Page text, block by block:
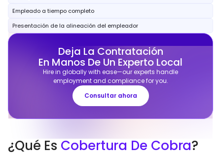
Empleado a tiempo completo
Presentación de la alineación del empleador
Deja La Contratación
En Manos De Un Experto Local
Hire in globally with ease—our experts handle
employment and compliance for you.
Consultar ahora
¿Qué Es Cobertura De Cobra?